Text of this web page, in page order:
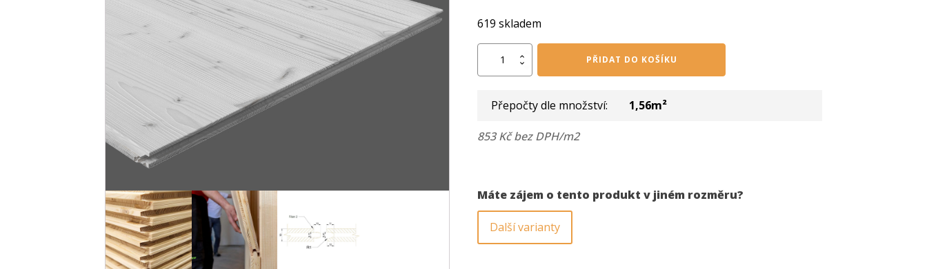
619 skladem
EASYBOARD
19/625/2500
PD
PŘIDAT DO KOŠÍKU
Přepočty dle množství: 1,56m²
853 Kč bez DPH/m2
Máte zájem o tento produkt v jiném rozměru?
Další varianty